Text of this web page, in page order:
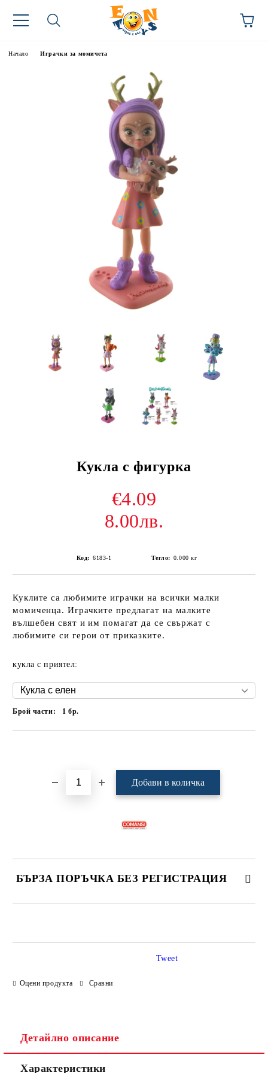
Начало Играчки за момичета
Кукла с фигурка
€4.09
8.00лв.
Код: 6183-1 Тегло: 0.000 кг
Куклите са любимите играчки на всички малки
момиченца. Играчките предлагат на малките
вълшебен свят и им помагат да се свържат с
любимите си герои от приказките.
кукла с приятел:
Брой части: 1бр.
БЪРЗА ПОРЪЧКА БЕЗ РЕГИСТРАЦИЯ
Оцени продукта Сравни
Tweet
Детайлно описание
Характеристики